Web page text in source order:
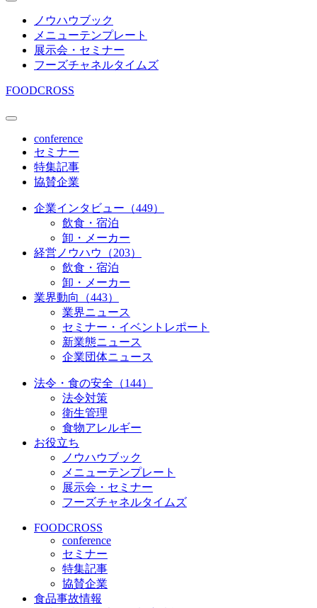
ノウハウブック
メニューテンプレート
展示会・セミナー
フーズチャネルタイムズ
FOODCROSS
conference
セミナー
特集記事
協賛企業
企業インタビュー（449）
飲食・宿泊
卸・メーカー
経営ノウハウ（203）
飲食・宿泊
卸・メーカー
業界動向（443）
業界ニュース
セミナー・イベントレポート
新業態ニュース
企業団体ニュース
法令・食の安全（144）
法令対策
衛生管理
食物アレルギー
お役立ち
ノウハウブック
メニューテンプレート
展示会・セミナー
フーズチャネルタイムズ
FOODCROSS
conference
セミナー
特集記事
協賛企業
食品事故情報